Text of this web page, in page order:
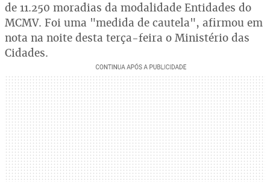
de 11.250 moradias da modalidade Entidades do
MCMV. Foi uma "medida de cautela", afirmou em
nota na noite desta terça-feira o Ministério das
Cidades.